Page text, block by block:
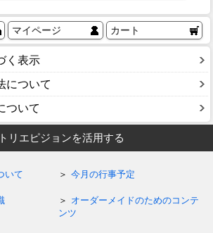
マイページ カート
く表示
について
ついて
リエピジョンを活用する
いて 今月の行事予定
オーダーメイドのためのコンテ
ンツ